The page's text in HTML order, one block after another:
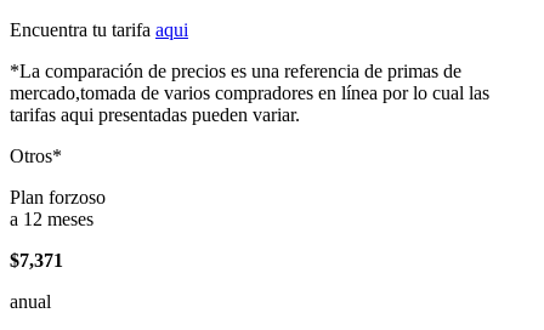
Encuentra tu tarifa aqui
*La comparación de precios es una referencia de primas de
mercado,tomada de varios compradores en línea por lo cual las
tarifas aqui presentadas pueden variar.
Otros*
Plan forzoso
a 12 meses
$7,371
anual